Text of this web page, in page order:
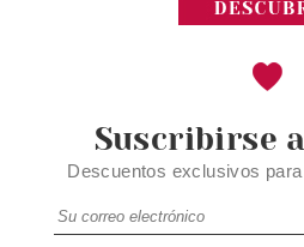
Suscribirse
Descuentos exclusivos